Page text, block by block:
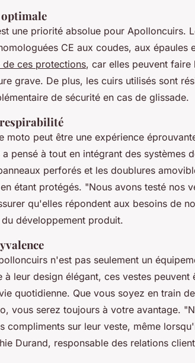
une priorité absolue pour Apolloncuirs.
CE aux coudes, aux épaules
ces protections, car elles peuvent
grave. De plus, les cuirs utilisés sont
de sécurité en cas de glissade.
moto peut être une expérience
pensé à tout en intégrant des systèmes
perforés et les doublures
étant protégés. "Nous avons testé nos
qu'elles répondent aux besoins de
développement produit.
n'est pas seulement un
à leur design élégant, ces vestes
quotidienne. Que vous soyez en train
vous serez toujours à votre avantage.
compliments sur leur veste, même
Durand, responsable des relations